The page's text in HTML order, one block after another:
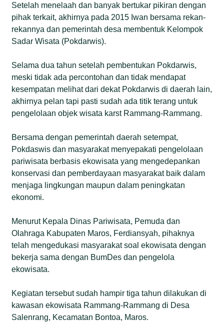
Setelah menelaah dan banyak bertukar pikiran dengan
pihak terkait, akhirnya pada 2015 Iwan bersama rekan-
rekannya dan pemerintah desa membentuk Kelompok
Sadar Wisata (Pokdarwis).
Selama dua tahun setelah pembentukan Pokdarwis,
meski tidak ada percontohan dan tidak mendapat
kesempatan melihat dari dekat Pokdarwis di daerah lain,
akhirnya pelan tapi pasti sudah ada titik terang untuk
pengelolaan objek wisata karst Rammang-Rammang.
Bersama dengan pemerintah daerah setempat,
Pokdaswis dan masyarakat menyepakati pengelolaan
pariwisata berbasis ekowisata yang mengedepankan
konservasi dan pemberdayaan masyarakat baik dalam
menjaga lingkungan maupun dalam peningkatan
ekonomi.
Menurut Kepala Dinas Pariwisata, Pemuda dan
Olahraga Kabupaten Maros, Ferdiansyah, pihaknya
telah mengedukasi masyarakat soal ekowisata dengan
bekerja sama dengan BumDes dan pengelola
ekowisata.
Kegiatan tersebut sudah hampir tiga tahun dilakukan di
kawasan ekowisata Rammang-Rammang di Desa
Salenrang, Kecamatan Bontoa, Maros.